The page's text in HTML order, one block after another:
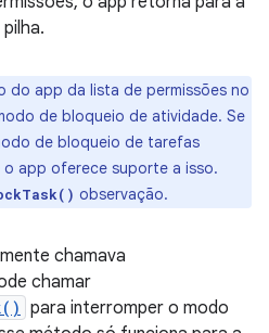
do app da lista de permissões no
de bloqueio de atividade. Se
de bloqueio de tarefas
o app oferece suporte a isso.
observação.
chamava
chamar
para interromper o modo